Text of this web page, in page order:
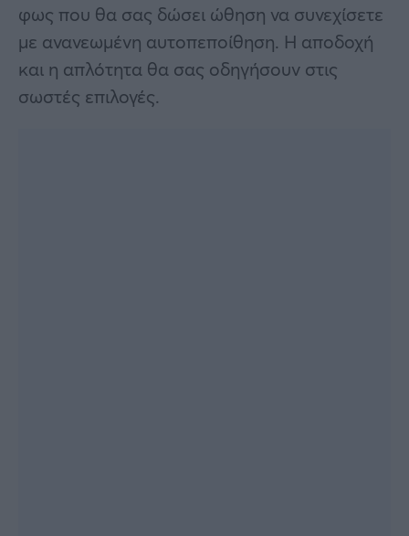
φως που θα σας δώσει ώθηση να συνεχίσετε
με ανανεωμένη αυτοπεποίθηση. Η αποδοχή
και η απλότητα θα σας οδηγήσουν στις
σωστές επιλογές.